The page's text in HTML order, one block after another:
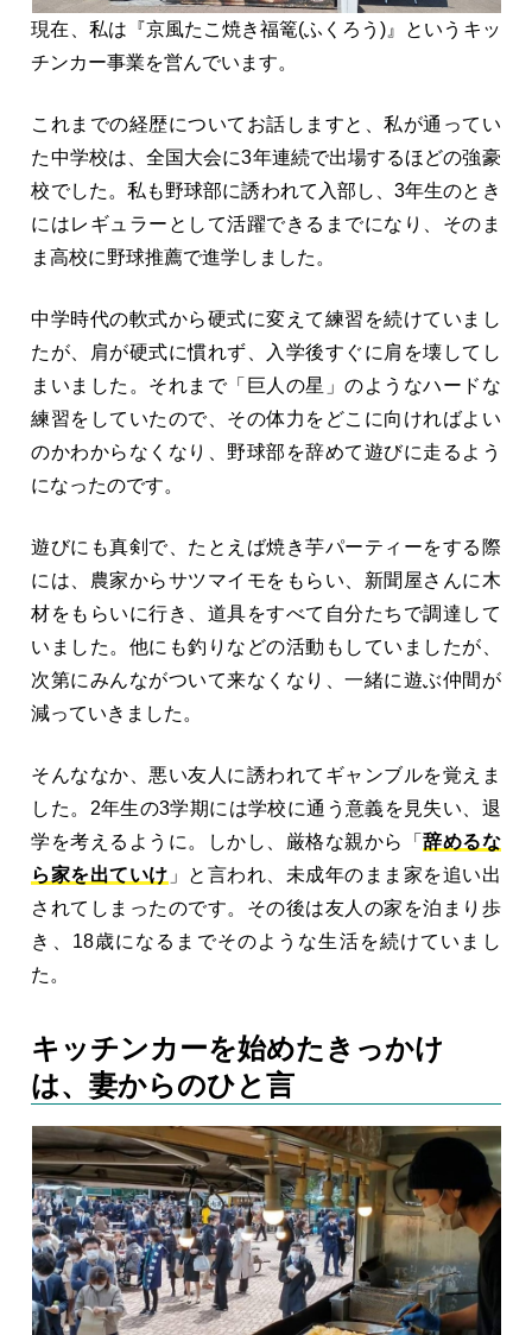
現在、私は『京風たこ焼き福篭(ふくろう)』というキッ
チンカー事業を営んでいます。
これまでの経歴についてお話しますと、私が通ってい
た中学校は、全国大会に3年連続で出場するほどの強豪
校でした。私も野球部に誘われて入部し、3年生のとき
にはレギュラーとして活躍できるまでになり、そのま
ま高校に野球推薦で進学しました。
中学時代の軟式から硬式に変えて練習を続けていまし
たが、肩が硬式に慣れず、入学後すぐに肩を壊してし
まいました。それまで「巨人の星」のようなハードな
練習をしていたので、その体力をどこに向ければよい
のかわからなくなり、野球部を辞めて遊びに走るよう
になったのです。
遊びにも真剣で、たとえば焼き芋パーティーをする際
には、農家からサツマイモをもらい、新聞屋さんに木
材をもらいに行き、道具をすべて自分たちで調達して
いました。他にも釣りなどの活動もしていましたが、
次第にみんながついて来なくなり、一緒に遊ぶ仲間が
減っていきました。
そんななか、悪い友人に誘われてギャンブルを覚えま
した。2年生の3学期には学校に通う意義を見失い、退
学を考えるように。しかし、厳格な親から「辞めるな
ら家を出ていけ 」と言われ、未成年のまま家を追い出
されてしまったのです。その後は友人の家を泊まり歩
き、18歳になるまでそのような生活を続けていまし
た。
キッチンカーを始めたきっかけ
は、妻からのひと言